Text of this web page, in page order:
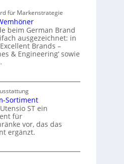
für Markenstrategie
beim German Brand
ausgezeichnet: in
Brands –
& Engineering‘ sowie
Sortiment
ST ein
für
vor, das das
ergänzt.